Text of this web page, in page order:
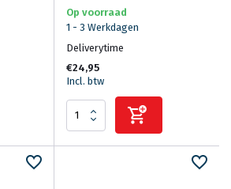
Op voorraad
1 - 3 Werkdagen
Deliverytime
€24,95
Incl. btw